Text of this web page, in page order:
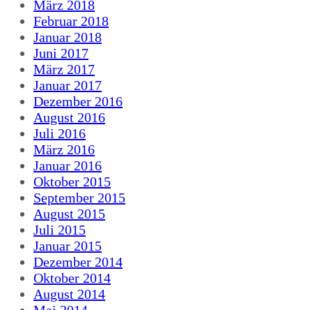
März 2018
Februar 2018
Januar 2018
Juni 2017
März 2017
Januar 2017
Dezember 2016
August 2016
Juli 2016
März 2016
Januar 2016
Oktober 2015
September 2015
August 2015
Juli 2015
Januar 2015
Dezember 2014
Oktober 2014
August 2014